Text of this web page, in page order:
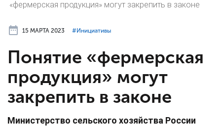
«фермерская продукция» могут закрепить в законе
15 МАРТА 2023 #⁣Инициативы
Понятие «фермерская
продукция» могут
закрепить в законе
Министерство сельского хозяйства России